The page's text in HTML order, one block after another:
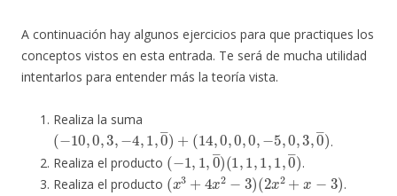
A continuación hay algunos ejercicios para que practiques los
conceptos vistos en esta entrada. Te será de mucha utilidad
intentarlos para entender más la teoría vista.
Realiza la suma
(−10,0,3,−4,1 ―) 14 0 0 − 0, ,0 ― )
.
Realiza el producto
(− 1 1,0―)
(1 , ,1,1,0―)
.
Realiza el producto
(x 3+ 4x 2−3)(2x2+x−3
.